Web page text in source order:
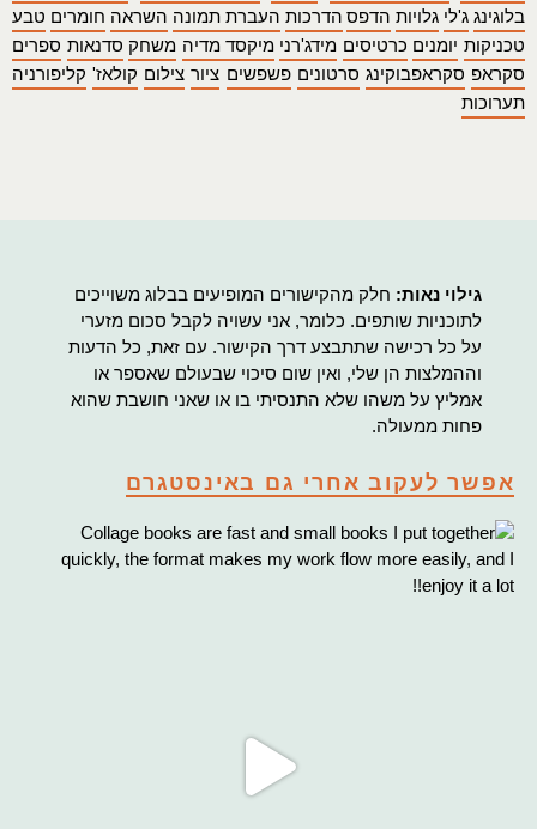
בלוגינג ג'לי גלויות הדפס הדרכות העברת תמונה השראה חומרים טבע
טכניקות יומנים כרטיסים מידג'רני מיקסד מדיה משחק סדנאות ספרים
סקראפ סקראפבוקינג סרטונים פשפשים ציור צילום קולאז' קליפורניה
תערוכות
גילוי נאות: חלק מהקישורים המופיעים בבלוג משוייכים
לתוכניות שותפים. כלומר, אני עשויה לקבל סכום מזערי
על כל רכישה שתתבצע דרך הקישור. עם זאת, כל הדעות
וההמלצות הן שלי, ואין שום סיכוי שבעולם שאספר או
אמליץ על משהו שלא התנסיתי בו או שאני חושבת שהוא
פחות ממעולה.
אפשר לעקוב אחרי גם באינסטגרם